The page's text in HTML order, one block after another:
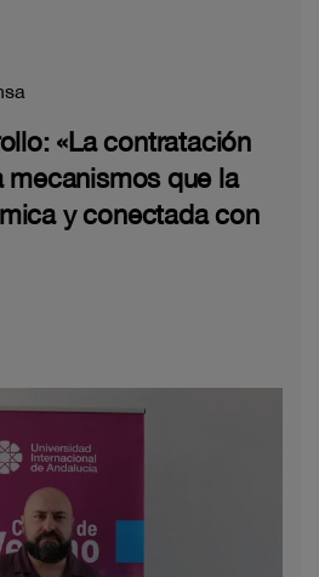
«La contratación
mecanismos que la
y conectada con